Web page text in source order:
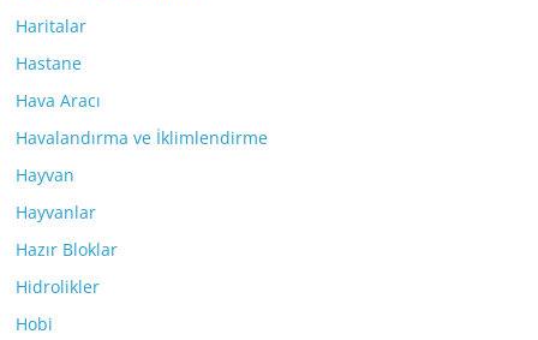
Haritalar
Hastane
Hava Aracı
Havalandırma ve İklimlendirme
Hayvan
Hayvanlar
Hazır Bloklar
Hidrolikler
Hobi